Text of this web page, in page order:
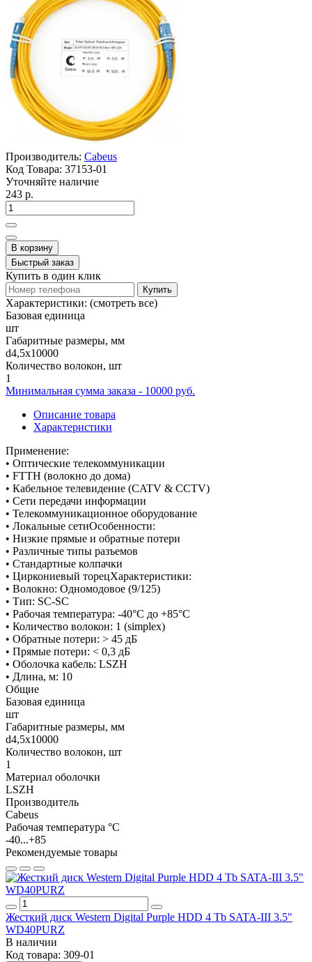
Производитель: Cabeus
Код Товара: 37153-01
Уточняйте наличие
243 р.
В корзину
Быстрый заказ
Купить в один клик
Купить
Характеристики: (смотреть все)
Базовая единица
шт
Габаритные размеры, мм
d4,5x10000
Количество волокон, шт
1
Минимальная сумма заказа - 10000 руб.
Описание товара
Характеристики
Применение:
• Оптические телекоммуникации
• FTTH (волокно до дома)
• Кабельное телевидение (CATV & CCTV)
• Сети передачи информации
• Телекоммуникационное оборудование
• Локальные сетиОсобенности:
• Низкие прямые и обратные потери
• Различные типы разъемов
• Стандартные колпачки
• Циркониевый торецХарактеристики:
• Волокно: Одномодовое (9/125)
• Тип: SC-SC
• Рабочая температура: -40°C дo +85°C
• Количество волокон: 1 (simplex)
• Обратные потери: > 45 дБ
• Прямые потери: < 0,3 дБ
• Оболочка кабель: LSZH
• Длина, м: 10
Общие
Базовая единица
шт
Габаритные размеры, мм
d4,5x10000
Количество волокон, шт
1
Материал оболочки
LSZH
Производитель
Cabeus
Рабочая температура °C
-40...+85
Рекомендуемые товары
Жесткий диск Western Digital Purple HDD 4 Tb SATA-III 3.5"
WD40PURZ
В наличии
Код товара: 309-01